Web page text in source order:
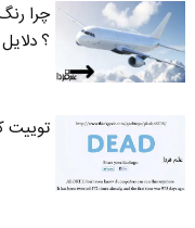
چرا
؟
توییت